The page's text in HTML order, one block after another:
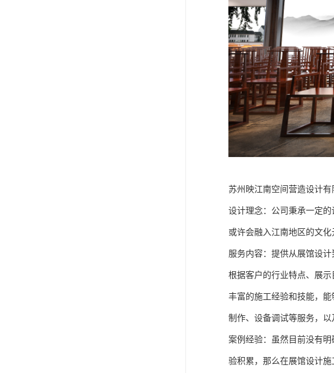
苏州映江南空间营造设计有
设计理念：公司秉承一定
或许会融入江南地区的文
服务内容：提供从展馆设
根据客户的行业特点、展
丰富的施工经验和技能，
制作、设备调试等服务，
案例经验：虽然目前没有
验积累，那么在展馆设计